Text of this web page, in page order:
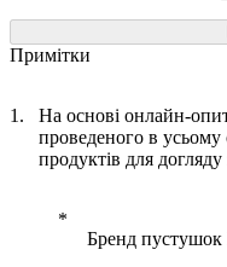
Примітки
На основі онлайн-
проведеного в усьому
продуктів для
Бренд пустушок